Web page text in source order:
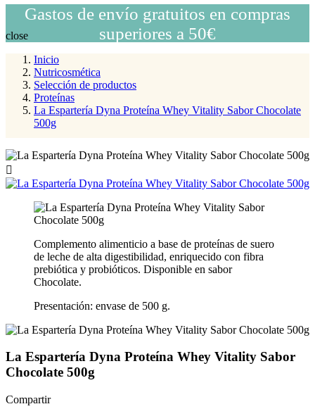
Gastos de envío gratuitos en compras
superiores a 50€
close
Inicio
Nutricosmética
Selección de productos
Proteínas
La Espartería Dyna Proteína Whey Vitality Sabor Chocolate
500g

Complemento alimenticio a base de proteínas de suero
de leche de alta digestibilidad, enriquecido con fibra
prebiótica y probióticos. Disponible en sabor
Chocolate.
Presentación: envase de 500 g.
La Espartería Dyna Proteína Whey Vitality Sabor
Chocolate 500g
Compartir